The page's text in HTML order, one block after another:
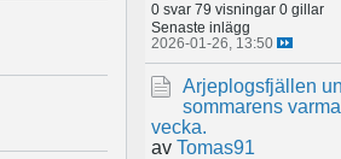
0 svar 79 visningar 0 gillar
Senaste inlägg
2026-01-26, 13:50
Arjeplogsfjällen
sommarens
vecka.
av Tomas91